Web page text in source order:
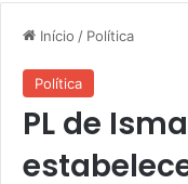
Início / Política
Política
PL de